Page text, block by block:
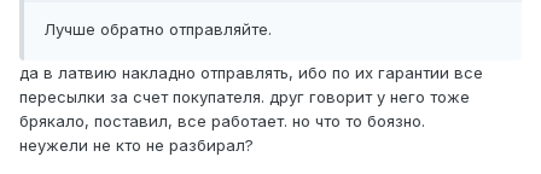
Лучше обратно отправляйте.
да в латвию накладно отправлять, ибо по их гарантии все
пересылки за счет покупателя. друг говорит у него тоже
брякало, поставил, все работает. но что то боязно.
неужели не кто не разбирал?